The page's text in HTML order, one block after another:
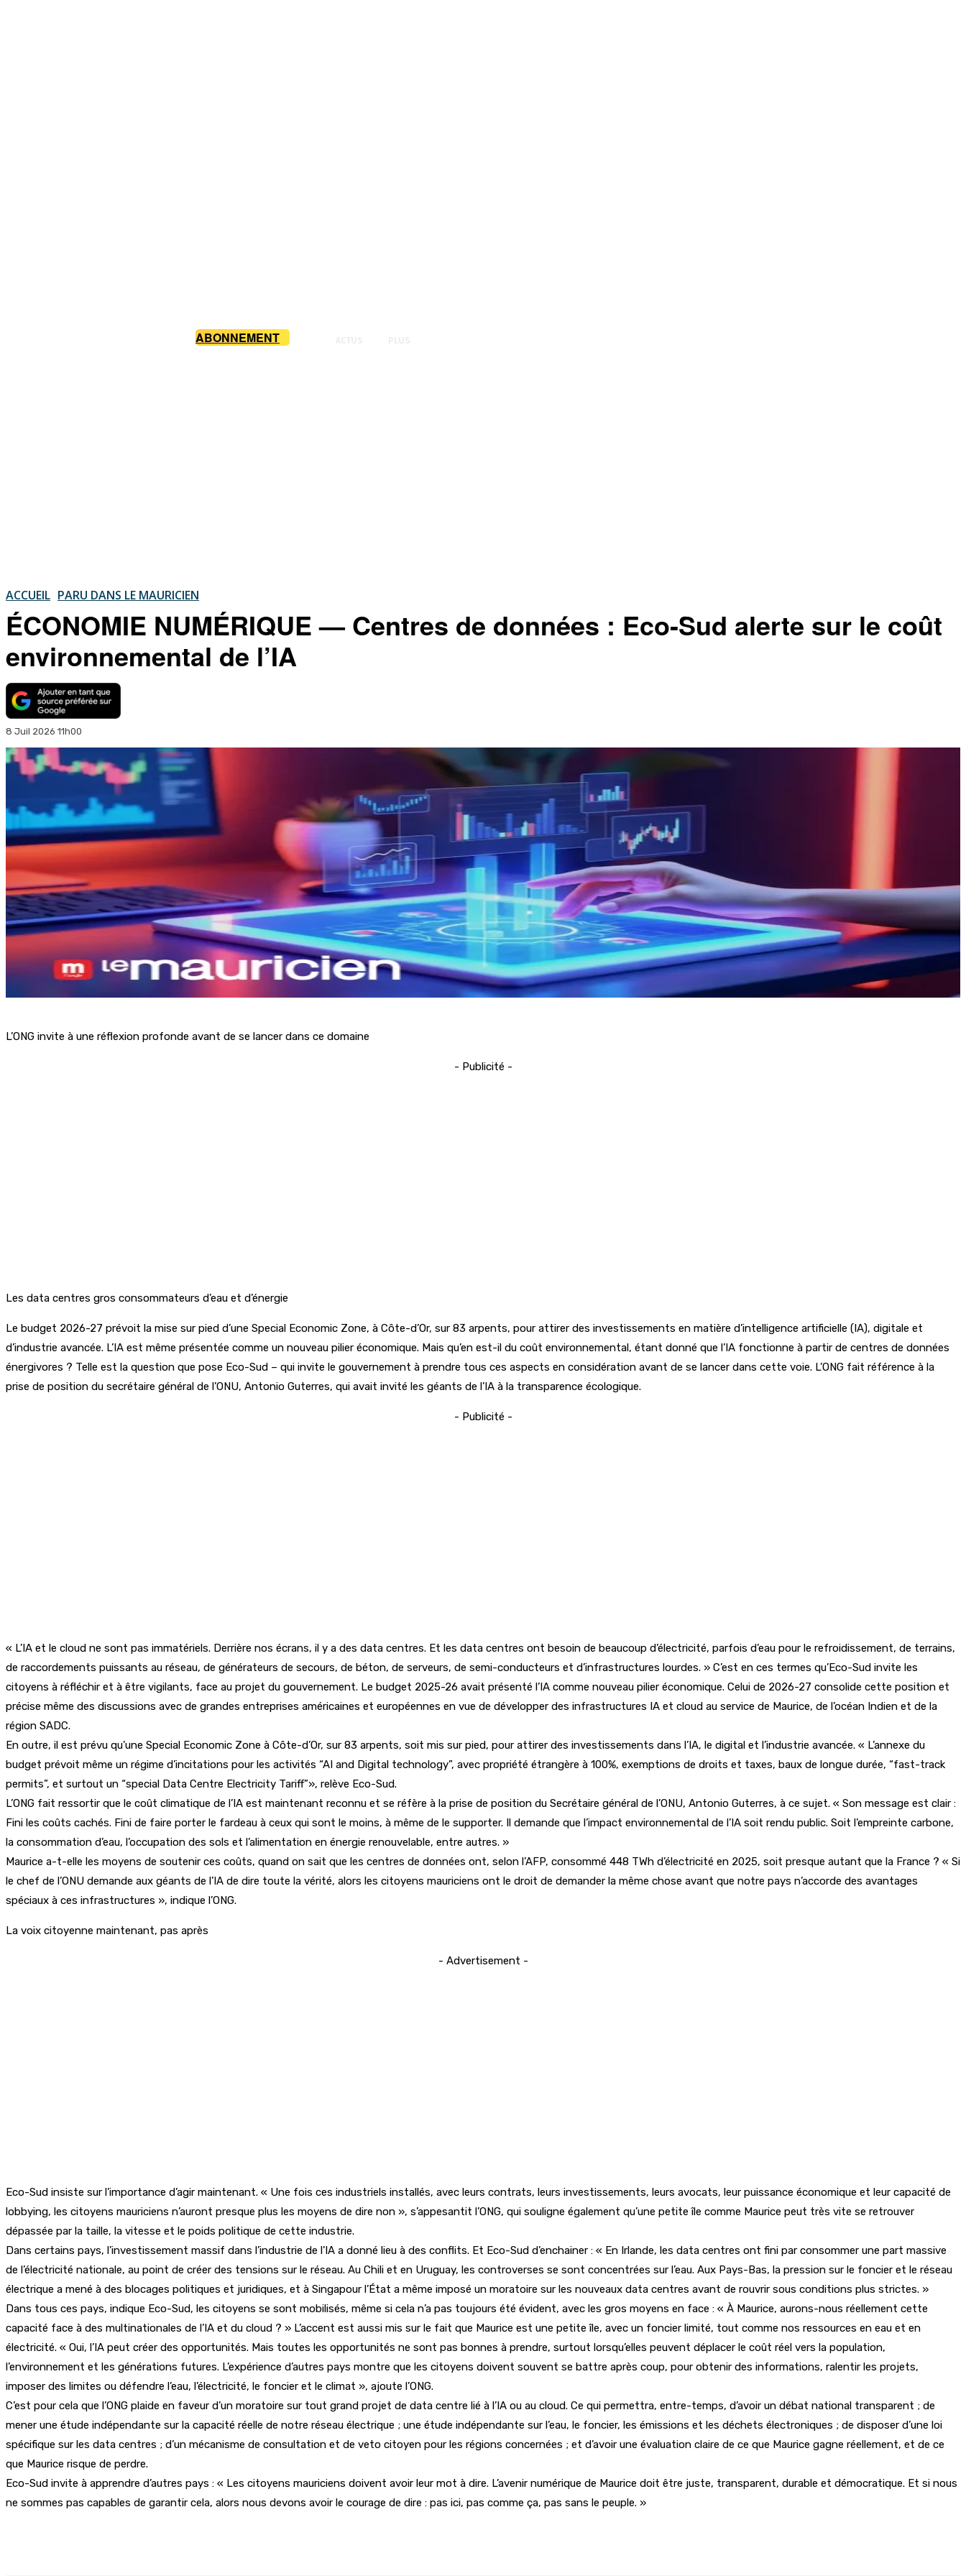
ABONNEMENT
ACCUEIL PARU DANS LE MAURICIEN
ÉCONOMIE NUMÉRIQUE — Centres de données : Eco-Sud alerte sur le coût
environnemental de l’IA
8 Juil 2026 11h00
L’ONG invite à une réflexion profonde avant de se lancer dans ce domaine
- Publicité -
Les data centres gros consommateurs d’eau et d’énergie
Le budget 2026-27 prévoit la mise sur pied d’une Special Economic Zone, à Côte-d’Or, sur 83 arpents, pour attirer des investissements en matière d’intelligence artificielle (IA), digitale et
d’industrie avancée. L’IA est même présentée comme un nouveau pilier économique. Mais qu’en est-il du coût environnemental, étant donné que l’IA fonctionne à partir de centres de données
énergivores ? Telle est la question que pose Eco-Sud – qui invite le gouvernement à prendre tous ces aspects en considération avant de se lancer dans cette voie. L’ONG fait référence à la
prise de position du secrétaire général de l’ONU, Antonio Guterres, qui avait invité les géants de l’IA à la transparence écologique.
- Publicité -
« L’IA et le cloud ne sont pas immatériels. Derrière nos écrans, il y a des data centres. Et les data centres ont besoin de beaucoup d’électricité, parfois d’eau pour le refroidissement, de terrains,
de raccordements puissants au réseau, de générateurs de secours, de béton, de serveurs, de semi-conducteurs et d’infrastructures lourdes. » C’est en ces termes qu’Eco-Sud invite les
citoyens à réfléchir et à être vigilants, face au projet du gouvernement. Le budget 2025-26 avait présenté l’IA comme nouveau pilier économique. Celui de 2026-27 consolide cette position et
précise même des discussions avec de grandes entreprises américaines et européennes en vue de développer des infrastructures IA et cloud au service de Maurice, de l’océan Indien et de la
région SADC.
En outre, il est prévu qu’une Special Economic Zone à Côte-d’Or, sur 83 arpents, soit mis sur pied, pour attirer des investissements dans l’IA, le digital et l’industrie avancée. « L’annexe du
budget prévoit même un régime d’incitations pour les activités “AI and Digital technology”, avec propriété étrangère à 100%, exemptions de droits et taxes, baux de longue durée, “fast-track
permits”, et surtout un “special Data Centre Electricity Tariff”», relève Eco-Sud.
L’ONG fait ressortir que le coût climatique de l’IA est maintenant reconnu et se réfère à la prise de position du Secrétaire général de l’ONU, Antonio Guterres, à ce sujet. « Son message est clair :
Fini les coûts cachés. Fini de faire porter le fardeau à ceux qui sont le moins, à même de le supporter. Il demande que l’impact environnemental de l’IA soit rendu public. Soit l’empreinte carbone,
la consommation d’eau, l’occupation des sols et l’alimentation en énergie renouvelable, entre autres. »
Maurice a-t-elle les moyens de soutenir ces coûts, quand on sait que les centres de données ont, selon l’AFP, consommé 448 TWh d’électricité en 2025, soit presque autant que la France ? « Si
le chef de l’ONU demande aux géants de l’IA de dire toute la vérité, alors les citoyens mauriciens ont le droit de demander la même chose avant que notre pays n’accorde des avantages
spéciaux à ces infrastructures », indique l’ONG.
La voix citoyenne maintenant, pas après
- Advertisement -
Eco-Sud insiste sur l’importance d’agir maintenant. « Une fois ces industriels installés, avec leurs contrats, leurs investissements, leurs avocats, leur puissance économique et leur capacité de
lobbying, les citoyens mauriciens n’auront presque plus les moyens de dire non », s’appesantit l’ONG, qui souligne également qu’une petite île comme Maurice peut très vite se retrouver
dépassée par la taille, la vitesse et le poids politique de cette industrie.
Dans certains pays, l’investissement massif dans l’industrie de l’IA a donné lieu à des conflits. Et Eco-Sud d’enchainer : « En Irlande, les data centres ont fini par consommer une part massive
de l’électricité nationale, au point de créer des tensions sur le réseau. Au Chili et en Uruguay, les controverses se sont concentrées sur l’eau. Aux Pays-Bas, la pression sur le foncier et le réseau
électrique a mené à des blocages politiques et juridiques, et à Singapour l’État a même imposé un moratoire sur les nouveaux data centres avant de rouvrir sous conditions plus strictes. »
Dans tous ces pays, indique Eco-Sud, les citoyens se sont mobilisés, même si cela n’a pas toujours été évident, avec les gros moyens en face : « À Maurice, aurons-nous réellement cette
capacité face à des multinationales de l’IA et du cloud ? » L’accent est aussi mis sur le fait que Maurice est une petite île, avec un foncier limité, tout comme nos ressources en eau et en
électricité. « Oui, l’IA peut créer des opportunités. Mais toutes les opportunités ne sont pas bonnes à prendre, surtout lorsqu’elles peuvent déplacer le coût réel vers la population,
l’environnement et les générations futures. L’expérience d’autres pays montre que les citoyens doivent souvent se battre après coup, pour obtenir des informations, ralentir les projets,
imposer des limites ou défendre l’eau, l’électricité, le foncier et le climat », ajoute l’ONG.
C’est pour cela que l’ONG plaide en faveur d’un moratoire sur tout grand projet de data centre lié à l’IA ou au cloud. Ce qui permettra, entre-temps, d’avoir un débat national transparent ; de
mener une étude indépendante sur la capacité réelle de notre réseau électrique ; une étude indépendante sur l’eau, le foncier, les émissions et les déchets électroniques ; de disposer d’une loi
spécifique sur les data centres ; d’un mécanisme de consultation et de veto citoyen pour les régions concernées ; et d’avoir une évaluation claire de ce que Maurice gagne réellement, et de ce
que Maurice risque de perdre.
Eco-Sud invite à apprendre d’autres pays : « Les citoyens mauriciens doivent avoir leur mot à dire. L’avenir numérique de Maurice doit être juste, transparent, durable et démocratique. Et si nous
ne sommes pas capables de garantir cela, alors nous devons avoir le courage de dire : pas ici, pas comme ça, pas sans le peuple. »